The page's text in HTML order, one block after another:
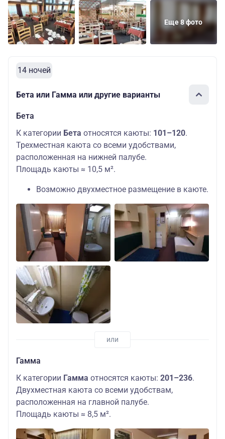
Еще 8 фото
14 ночей
Бета или Гамма или другие варианты
Бета
К категории Бета относятся каюты: 101–120.
Трехместная каюта со всеми удобствами,
расположенная на нижней палубе.
Площадь каюты ≈ 10,5 м².
Возможно двухместное размещение в каюте.
Гамма
К категории Гамма относятся каюты: 201–236.
Двухместная каюта со всеми удобствам,
расположенная на главной палубе.
Площадь каюты ≈ 8,5 м².